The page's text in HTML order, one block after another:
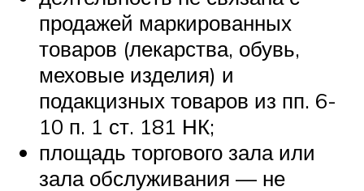
продажей маркированных
товаров (лекарства, обувь,
меховые изделия) и
подакцизных товаров из пп. 6-
10 п. 1 ст. 181 НК;
площадь торгового зала или
зала обслуживания — не